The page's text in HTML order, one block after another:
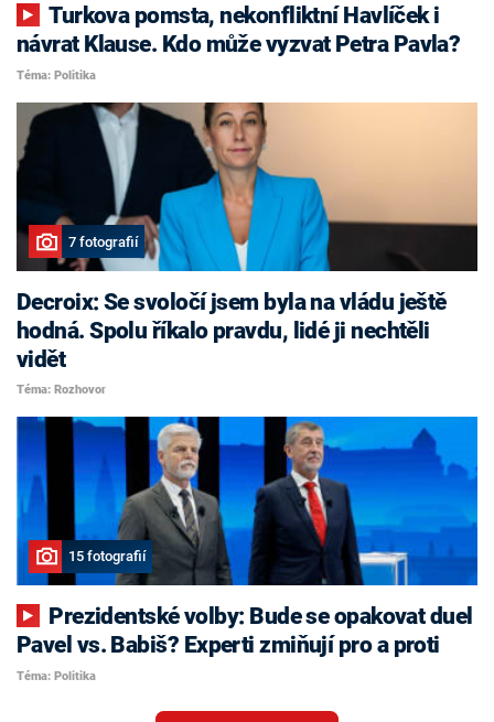
Turkova pomsta, nekonfliktní Havlíček i
návrat Klause. Kdo může vyzvat Petra Pavla?
Téma: Politika
7 fotografií
Decroix: Se svoločí jsem byla na vládu ještě
hodná. Spolu říkalo pravdu, lidé ji nechtěli
vidět
Téma: Rozhovor
15 fotografií
Pavel vs. Babiš? Experti zmiňují pro a proti
Téma: Politika